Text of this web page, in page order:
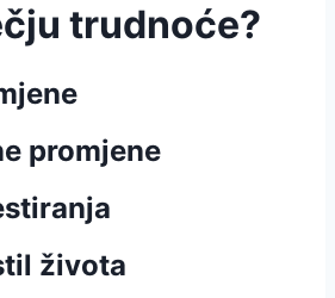
trudnoće?
promjene
života